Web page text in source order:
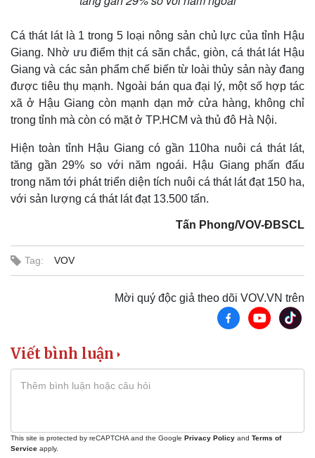
Cuộc sống đó đây
Hồ sơ
Ảnh
E-Magazine
Infographic
Chứng khoán
Cá thát lát là 1 trong 5 loại nông sản chủ lực của tỉnh Hậu
Giang. Nhờ ưu điểm thịt cá săn chắc, giòn, cá thát lát Hậu
Giang và các sản phẩm chế biến từ loài thủy sản này đang
được tiêu thụ mạnh. Ngoài bán qua đại lý, một số hợp tác
xã ở Hậu Giang còn mạnh dạn mở cửa hàng, không chỉ
trong tỉnh mà còn có mặt ở TP.HCM và thủ đô Hà Nội.
Hiện toàn tỉnh Hậu Giang có gần 110ha nuôi cá thát lát,
tăng gần 29% so với năm ngoái. Hậu Giang phấn đấu
trong năm tới phát triển diện tích nuôi cá thát lát đạt 150 ha,
với sản lượng cá thát lát đạt 13.500 tấn.
Tấn Phong/VOV-ĐBSCL
Tag: VOV
Mời quý độc giả theo dõi VOV.VN trên
Viết bình luận
This site is protected by reCAPTCHA and the Google Privacy Policy and Terms of
Service apply.